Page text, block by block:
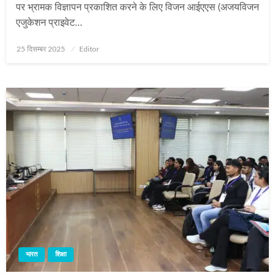
पर भ्रामक विज्ञापन प्रकाशित करने के लिए विजन आईएएस (अजयविजन
एजुकेशन प्राइवेट…
Posted
25 दिसम्बर 2025 Editor
भारत शिक्षा